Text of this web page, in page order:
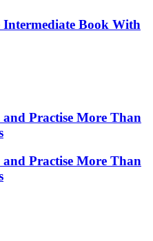
Book With
Practise More Than
Practise More Than